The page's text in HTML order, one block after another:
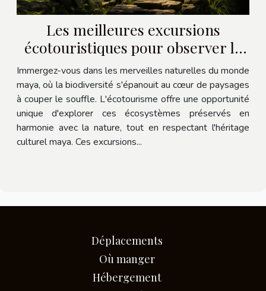
Les meilleures excursions
écotouristiques pour observer la
faune et la flore maya
Immergez-vous dans les merveilles naturelles du monde
maya, où la biodiversité s'épanouit au cœur de paysages
à couper le souffle. L'écotourisme offre une opportunité
unique d'explorer ces écosystèmes préservés en
harmonie avec la nature, tout en respectant l'héritage
culturel maya. Ces excursions...
Déplacements
Où manger
Hébergement